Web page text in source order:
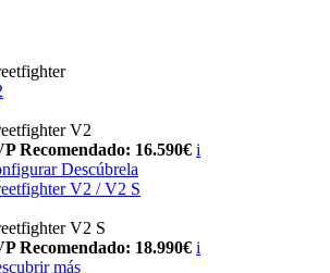
V2
Recomendado: 16.590€ i
Descúbrela
V2 / V2 S
V2 S
Recomendado: 18.990€ i
más